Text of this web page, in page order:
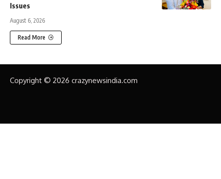
Issues
August 6, 2026
Read More
Copyright © 2026 crazynewsindia.com